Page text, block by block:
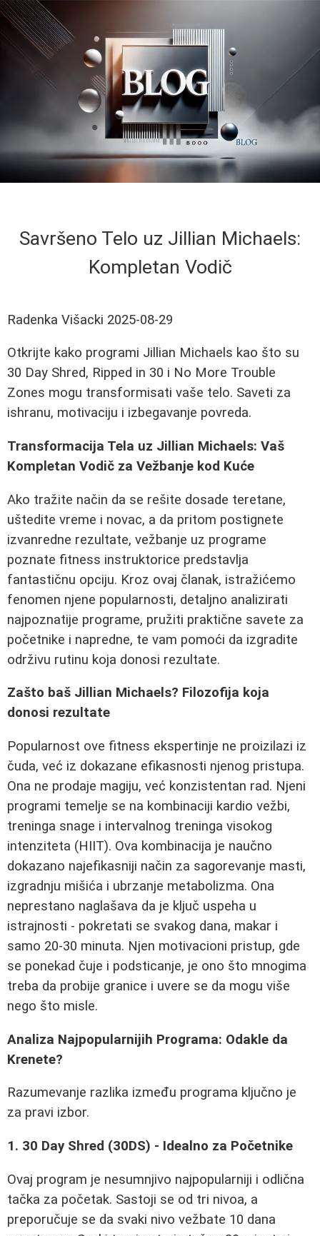
Savršeno Telo uz Jillian Michaels:
Kompletan Vodič
Radenka Višacki 2025-08-29
Otkrijte kako programi Jillian Michaels kao što su
30 Day Shred, Ripped in 30 i No More Trouble
Zones mogu transformisati vaše telo. Saveti za
ishranu, motivaciju i izbegavanje povreda.
Transformacija Tela uz Jillian Michaels: Vaš
Kompletan Vodič za Vežbanje kod Kuće
Ako tražite način da se rešite dosade teretane,
uštedite vreme i novac, a da pritom postignete
izvanredne rezultate, vežbanje uz programe
poznate fitness instruktorice predstavlja
fantastičnu opciju. Kroz ovaj članak, istražićemo
fenomen njene popularnosti, detaljno analizirati
najpoznatije programe, pružiti praktične savete za
početnike i napredne, te vam pomoći da izgradite
održivu rutinu koja donosi rezultate.
Zašto baš Jillian Michaels? Filozofija koja
donosi rezultate
Popularnost ove fitness ekspertinje ne proizilazi iz
čuda, već iz dokazane efikasnosti njenog pristupa.
Ona ne prodaje magiju, već konzistentan rad. Njeni
programi temelje se na kombinaciji kardio vežbi,
treninga snage i intervalnog treninga visokog
intenziteta (HIIT). Ova kombinacija je naučno
dokazano najefikasniji način za sagorevanje masti,
izgradnju mišića i ubrzanje metabolizma. Ona
neprestano naglašava da je ključ uspeha u
istrajnosti - pokretati se svakog dana, makar i
samo 20-30 minuta. Njen motivacioni pristup, gde
se ponekad čuje i podsticanje, je ono što mnogima
treba da probije granice i uvere se da mogu više
nego što misle.
Analiza Najpopularnijih Programa: Odakle da
Krenete?
Razumevanje razlika između programa ključno je
za pravi izbor.
1. 30 Day Shred (30DS) - Idealno za Početnike
Ovaj program je nesumnjivo najpopularniji i odlična
tačka za početak. Sastoji se od tri nivoa, a
preporučuje se da svaki nivo vežbate 10 dana